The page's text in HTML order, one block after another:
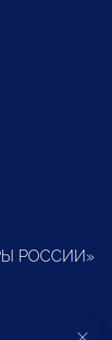
РОССИИ»